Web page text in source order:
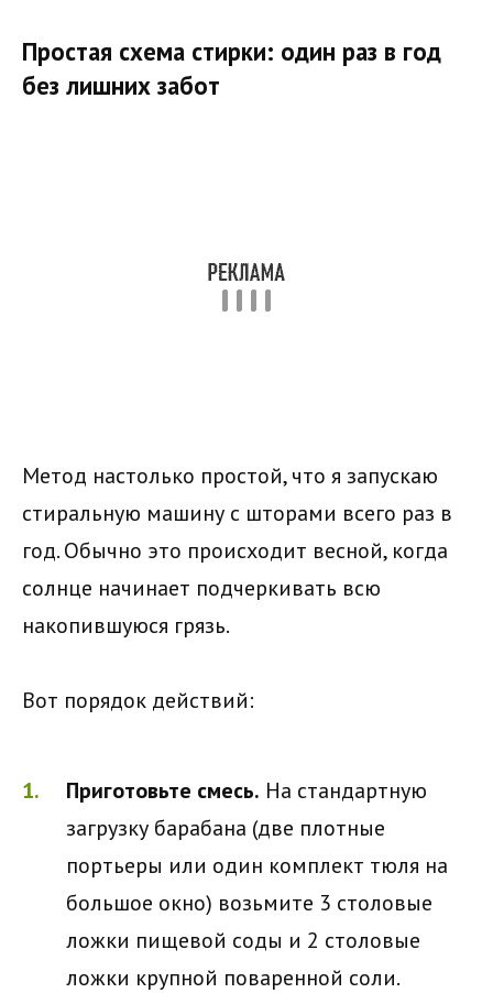
Простая схема стирки: один раз в год
без лишних забот
Метод настолько простой, что я запускаю
стиральную машину с шторами всего раз в
год. Обычно это происходит весной, когда
солнце начинает подчеркивать всю
накопившуюся грязь.
Вот порядок действий:
Приготовьте смесь. На стандартную
загрузку барабана (две плотные
портьеры или один комплект тюля на
большое окно) возьмите 3 столовые
ложки пищевой соды и 2 столовые
ложки крупной поваренной соли.